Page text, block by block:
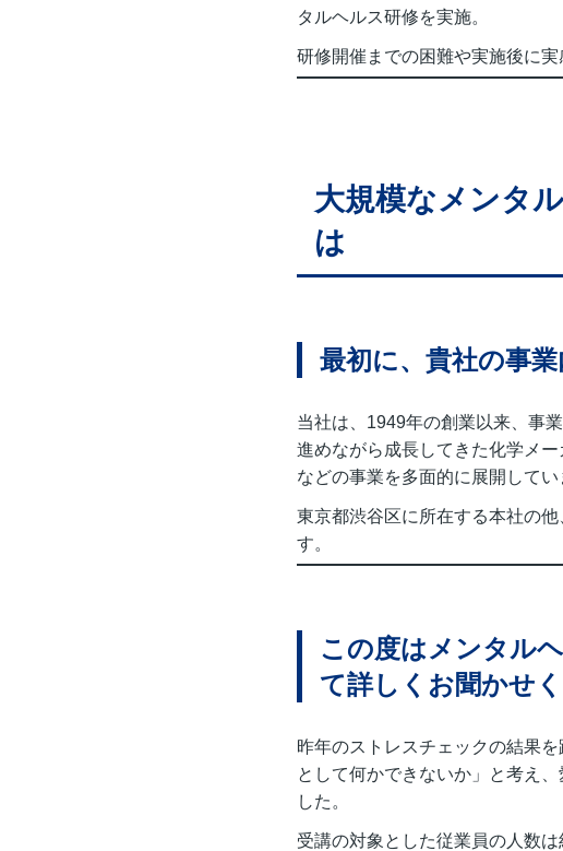
タルヘルス研修を実施。
研修開催までの困難や実施後に
大規模なメンタ
は
最初に、貴社の事
当社は、1949年の創業以来、事
進めながら成長してきた化学メ
などの事業を多面的に展開してい
東京都渋谷区に所在する本社の
す。
この度はメンタル
て詳しくお聞かせく
昨年のストレスチェックの結果
として何かできないか」と考え
した。
受講の対象とした従業員の人数